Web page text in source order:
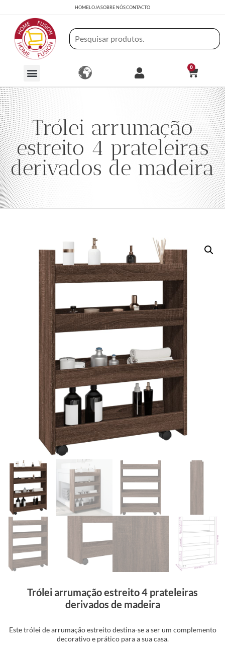
HOMELOJASOBRE NÓSCONTACTO
0
Trólei arrumação
estreito 4 prateleiras
derivados de madeira
Trólei arrumação estreito 4 prateleiras
derivados de madeira
Este trólei de arrumação estreito destina-se a ser um complemento
decorativo e prático para a sua casa.